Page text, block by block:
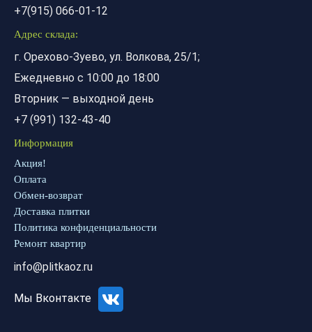
+7(915) 066-01-12
Адрес склада:
г. Орехово-Зуево, ул. Волкова, 25/1;
Ежедневно с 10:00 до 18:00
Вторник — выходной день
+7 (991) 132-43-40
Информация
Акция!
Оплата
Обмен-возврат
Доставка плитки
Политика конфиденциальности
Ремонт квартир
info@plitkaoz.ru
Мы Вконтакте